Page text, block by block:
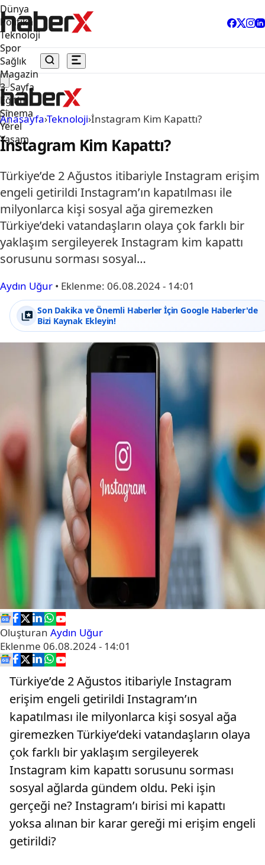
Dünya
Politika
Teknoloji
Spor
Sağlık
Magazin
3. Sayfa
Eğitim
Sinema
Yerel
Yaşam
Anasayfa›Teknoloji›İnstagram Kim Kapattı?
İnstagram Kim Kapattı?
Türkiye’de 2 Ağustos itibariyle Instagram erişim
engeli getirildi Instagram’ın kapatılması ile
milyonlarca kişi sosyal ağa giremezken
Türkiye’deki vatandaşların olaya çok farklı bir
yaklaşım sergileyerek Instagram kim kapattı
sorusunu sorması sosyal…
Aydın Uğur • Eklenme: 06.08.2024 - 14:01
Son Dakika ve Önemli Haberler İçin Google Haberler'de
Bizi Kaynak Ekleyin!
Oluşturan Aydın Uğur
Eklenme 06.08.2024 - 14:01
Türkiye’de 2 Ağustos itibariyle Instagram
erişim engeli getirildi Instagram’ın
kapatılması ile milyonlarca kişi sosyal ağa
giremezken Türkiye’deki vatandaşların olaya
çok farklı bir yaklaşım sergileyerek
Instagram kim kapattı sorusunu sorması
sosyal ağlarda gündem oldu. Peki işin
gerçeği ne? Instagram’ı birisi mi kapattı
yoksa alınan bir karar gereği mi erişim engeli
getirildi?